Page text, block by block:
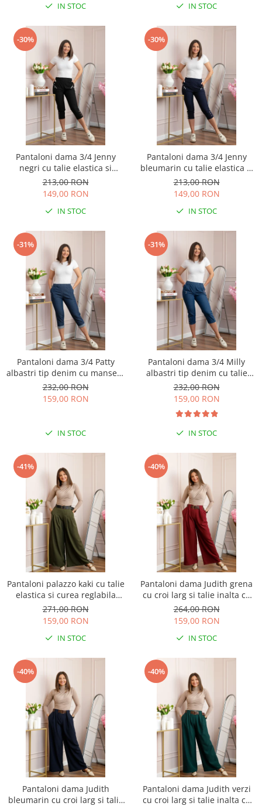
IN STOC IN STOC
-30%
Pantaloni dama 3/4 Jenny
negri cu talie elastica si
fermoare decorative
213,00 RON
149,00 RON
IN STOC
-30%
Pantaloni dama 3/4 Jenny
bleumarin cu talie elastica si
fermoare decorative
213,00 RON
149,00 RON
IN STOC
-31%
Pantaloni dama 3/4 Patty
albastri tip denim cu manseta
reglabila si talie elastica
232,00 RON
159,00 RON
IN STOC
-31%
Pantaloni dama 3/4 Milly
albastri tip denim cu talie
elastica si buzunare
232,00 RON
159,00 RON
IN STOC
-41%
Pantaloni palazzo kaki cu talie
elastica si curea reglabila
Savannah
271,00 RON
159,00 RON
IN STOC
-40%
Pantaloni dama Judith grena
cu croi larg si talie inalta cu
curea
264,00 RON
159,00 RON
IN STOC
-40%
Pantaloni dama Judith
bleumarin cu croi larg si talie
-40%
Pantaloni dama Judith verzi
cu croi larg si talie inalta cu